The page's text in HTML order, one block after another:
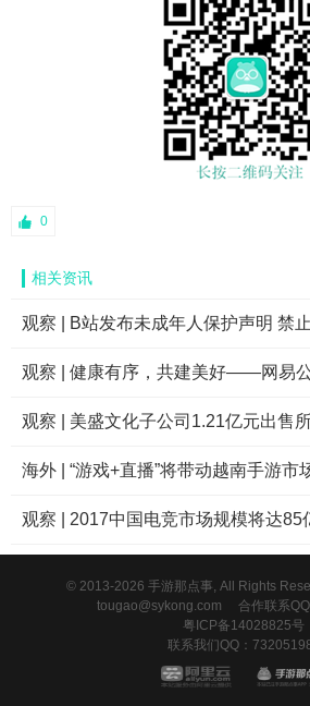
0
相关资讯
观察 | B站发布未成年人保护声明 禁
观察 | 健康有序，共建美好——网易公司关
观察 | 美盛文化子公司1.21亿元出售所持触手
海外 | “游戏+直播”将带动越南手游市
观察 | 2017中国电竞市场规模将达85
© 2013-2026 手游那点事, All Rights
tougao@sykong.com 合作联系
粤ICP备14028825号
联系我们QQ：